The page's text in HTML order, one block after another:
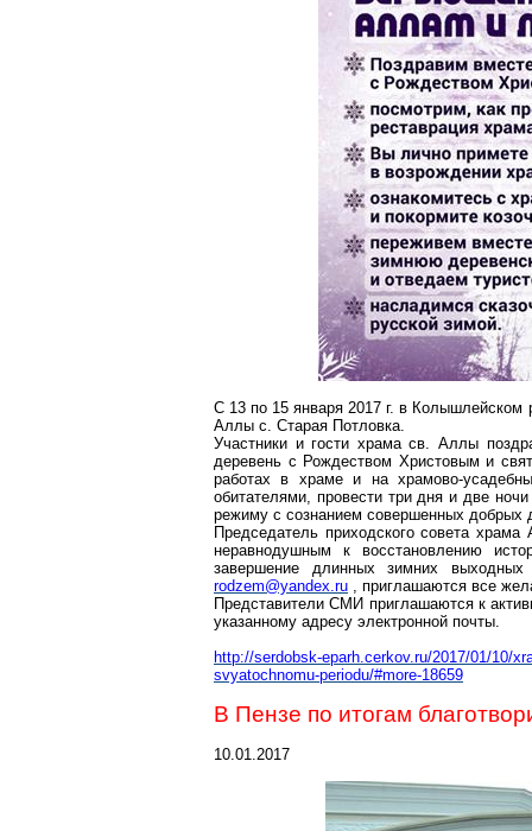
С 13 по 15 января2017 г. в Колышлейском
Аллы с. Старая Потловка.
Участники и гости храма св. Аллы
деревень с Рождеством Христовым и
работах в храме и нахрамово-
обитателями, провести три дня и две
режиму с сознанием совершенных добрых
Председатель приходского совета
неравнодушным к восстановлению
завершение длинных зимних
rodzem@yandex.ru , приглашаются все
Представители СМИ приглашаются к
указанному адресу электронной почты.
http://serdobsk-eparh.cerkov.ru/2017/01/10/
svyatochnomu-periodu/#more-18659
В Пензе по итогам
10.01.2017